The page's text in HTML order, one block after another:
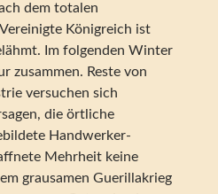
dem totalen
Königreich ist
Im folgenden Winter
zusammen. Reste von
versuchen sich
die örtliche
Handwerker-
Mehrheit keine
grausamen Guerillakrieg